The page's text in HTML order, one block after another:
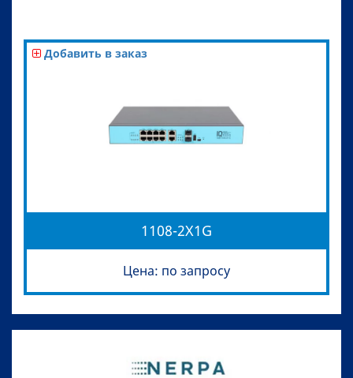
Добавить в заказ
1108-2X1G
Цена: по запросу